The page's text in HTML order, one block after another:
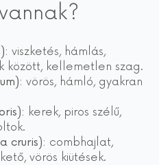
viszketés, hámlás,
között, kellemetlen szag.
vörös, hámló, gyakran
kerek, piros szélű,
cruris): combhajlat,
vörös kiütések.